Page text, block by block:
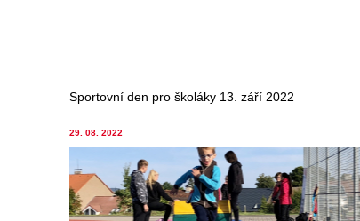
Sportovní den pro školáky 13. září 2022
29. 08. 2022